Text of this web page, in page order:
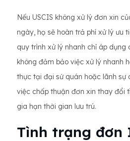
Nếu USCIS không xử lý đơn xin
ngày, họ sẽ hoàn trả phí xử lý ưu
quy trình xử lý nhanh chỉ áp dụng
không đảm bảo việc xử lý nhanh
thực tại đại sứ quán hoặc lãnh sự
việc chấp thuận đơn xin thay đổi
gia hạn thời gian lưu trú.
Tình trạng đơn